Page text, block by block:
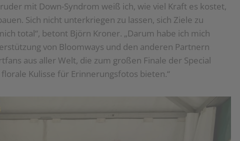
mit Down-Syndrom weiß ich, wie viel Kraft es kostet,
Sich nicht unterkriegen zu lassen, sich Ziele zu
total“, betont Björn Kroner. „Darum habe ich mich
von Bloomways und den anderen Partnern
aus aller Welt, die zum großen Finale der Special
Kulisse für Erinnerungsfotos bieten.“